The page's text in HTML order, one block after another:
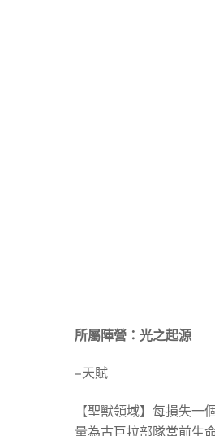
所屬陣營：光之起源
–天賦
【聖獸領域】每損失
量為古巨拉部隊當前生命